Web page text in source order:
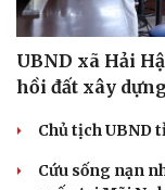
UBND xã Hải
hồi đất xây
Chủ tịch UBND
Cứu sống nạn